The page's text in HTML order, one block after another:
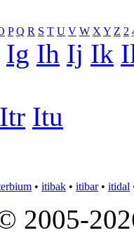
P Q R S T U V W X Y Z 2
Ig Ih Ij Ik
Itr Itu
• itibak • itibar• itidal
2005-